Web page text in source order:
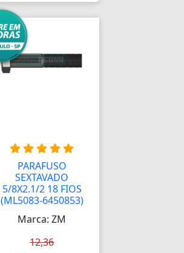
PARAFUSO
SEXTAVADO
5/8X2.1/2 18 FIOS
(ML5083-6450853)
Marca: ZM
12,36